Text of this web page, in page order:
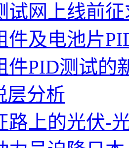
试网上线前
件及电池片
件PID测试的
层分析
路上的光伏-